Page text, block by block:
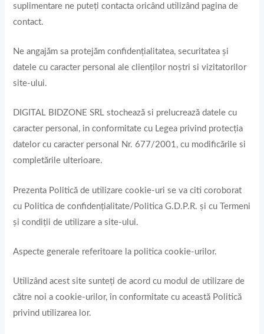
suplimentare ne puteți contacta oricând utilizând pagina de
contact.
Ne angajăm sa protejăm confidențialitatea, securitatea și
datele cu caracter personal ale clienților noștri si vizitatorilor
site-ului.
DIGITAL BIDZONE SRL stochează si prelucrează datele cu
caracter personal, in conformitate cu Legea privind protecția
datelor cu caracter personal Nr. 677/2001, cu modificările si
completările ulterioare.
Prezenta Politică de utilizare cookie-uri se va citi coroborat
cu Politica de confidențialitate/Politica G.D.P.R. și cu Termeni
și condiții de utilizare a site-ului.
Aspecte generale referitoare la politica cookie-urilor.
Utilizând acest site sunteți de acord cu modul de utilizare de
către noi a cookie-urilor, în conformitate cu această Politică
privind utilizarea lor.